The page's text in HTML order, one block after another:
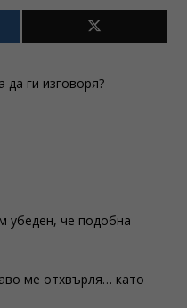
да ги изговоря?
убеден, че подобна
ме отхвърля… като